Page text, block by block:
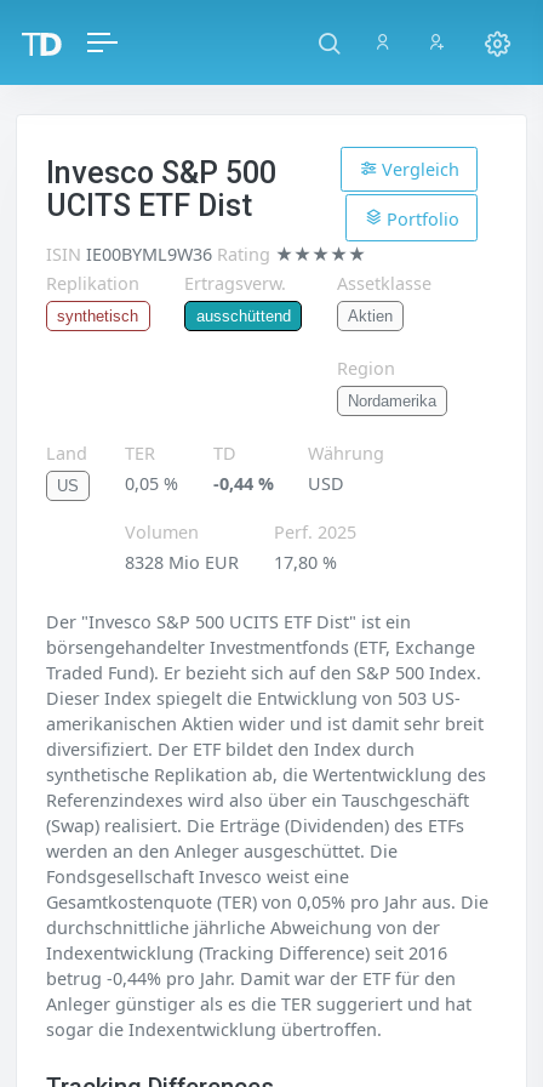
Invesco S&P 500
UCITS ETF Dist
Vergleich
Portfolio
ISIN IE00BYML9W36 Rating ★★★★★
Replikation
synthetisch
Ertragsverw.
ausschüttend
Assetklasse
Aktien
Region
Nordamerika
Land
US
TER
0,05 %
TD
-0,44 %
Währung
USD
Volumen
8328 Mio EUR
Perf. 2025
17,80 %
Der "Invesco S&P 500 UCITS ETF Dist" ist ein
börsengehandelter Investmentfonds (ETF, Exchange
Traded Fund). Er bezieht sich auf den S&P 500 Index.
Dieser Index spiegelt die Entwicklung von 503 US-
amerikanischen Aktien wider und ist damit sehr breit
diversifiziert. Der ETF bildet den Index durch
synthetische Replikation ab, die Wertentwicklung des
Referenzindexes wird also über ein Tauschgeschäft
(Swap) realisiert. Die Erträge (Dividenden) des ETFs
werden an den Anleger ausgeschüttet. Die
Fondsgesellschaft Invesco weist eine
Gesamtkostenquote (TER) von 0,05% pro Jahr aus. Die
durchschnittliche jährliche Abweichung von der
Indexentwicklung (Tracking Difference) seit 2016
betrug -0,44% pro Jahr. Damit war der ETF für den
Anleger günstiger als es die TER suggeriert und hat
sogar die Indexentwicklung übertroffen.